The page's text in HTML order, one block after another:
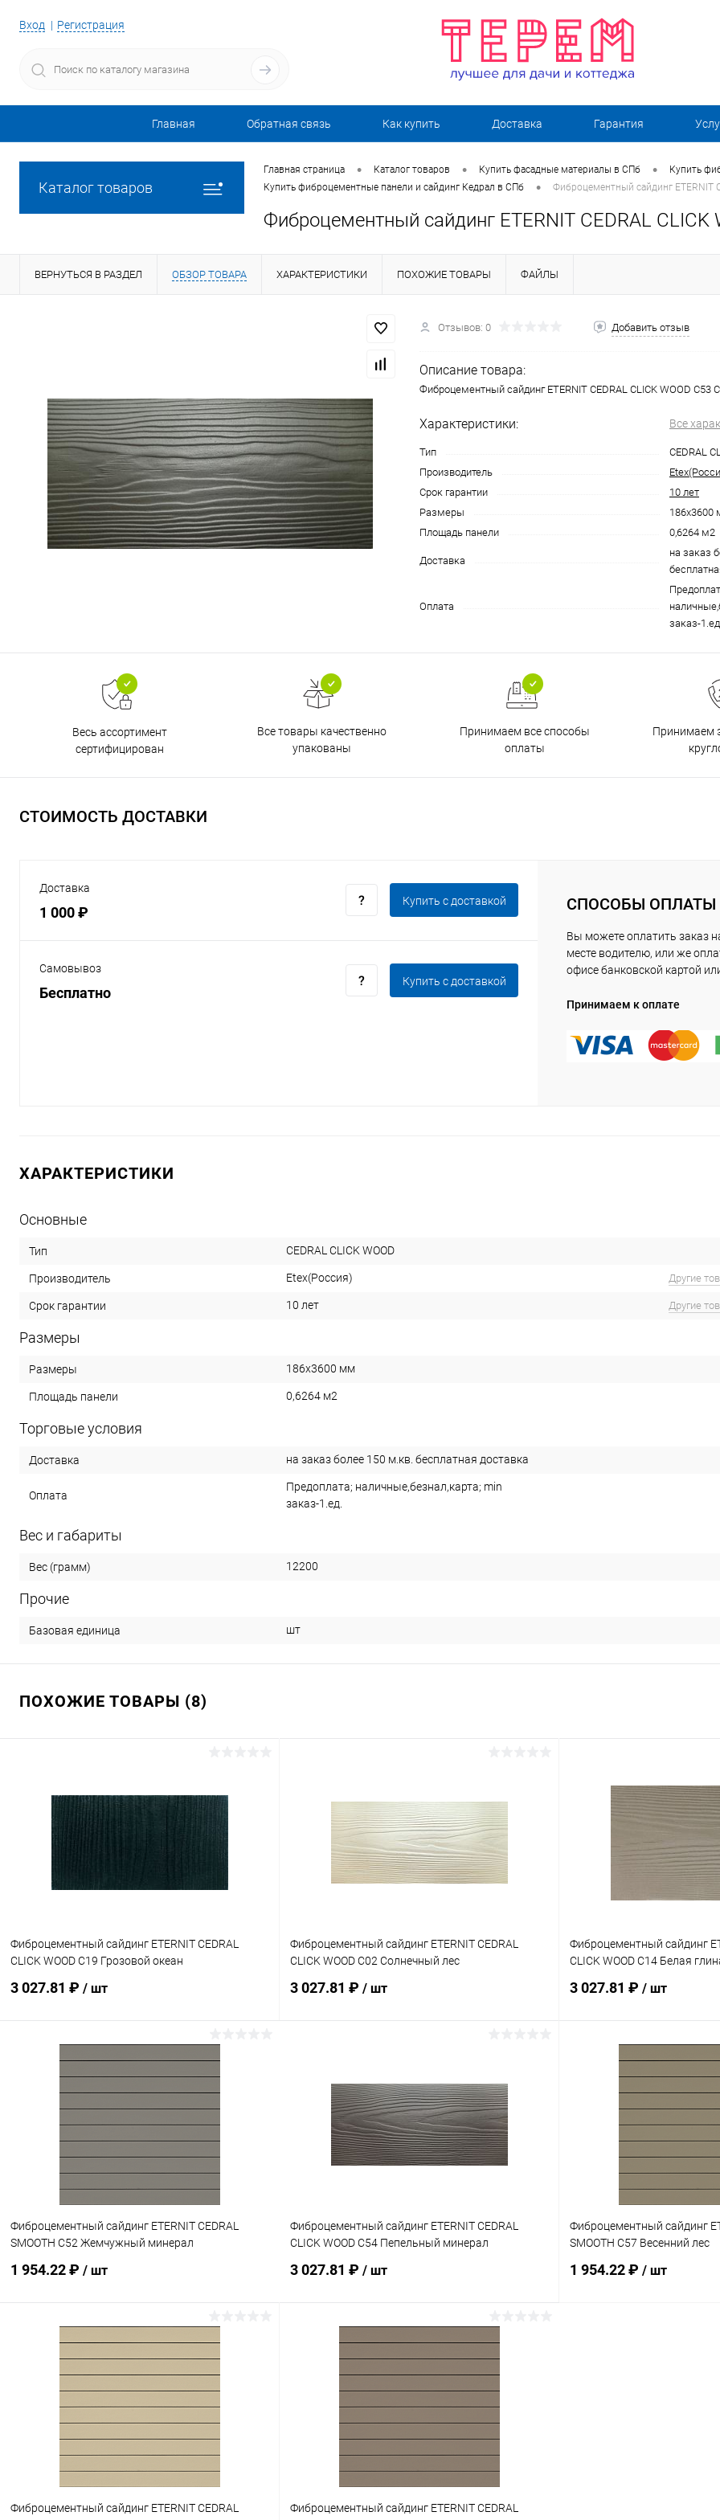
Вход Регистрация
Главная Обратная связь Как купить Доставка Гарантия
Каталог товаров
Главная страница • Каталог товаров • Купить фасадные материалы в СПб • Купить
Купить фиброцементные панели и сайдинг Кедрал в СПб • Фиброцементный сайдинг ETERNIT
Фиброцементный сайдинг ETERNIT CEDRAL CLICK
ВЕРНУТЬСЯ В РАЗДЕЛ ОБЗОР ТОВАРА ХАРАКТЕРИСТИКИ ПОХОЖИЕ ТОВАРЫ ФАЙЛЫ
Отзывов: 0 Добавить отзыв
Описание товара:
Фиброцементный сайдинг ETERNIT CEDRAL CLICK WOOD C53
Характеристики: Все
Тип
CEDRAL
Производитель
Срок гарантии
10 лет
Размеры
186x3600
Площадь панели
0,6264 м2
Доставка
на заказ
Оплата
заказ-
Весь ассортимент
сертифицирован
Все товары качественно
упакованы
Принимаем все способы
оплаты
Принимаем
СТОИМОСТЬ ДОСТАВКИ
Доставка
1 000 ₽
Купить c доставкой
Самовывоз
Бесплатно
Купить c доставкой
СПОСОБЫ ОПЛАТЫ
Вы можете оплатить заказ
месте водителю, или же
офисе банковской картой
Принимаем к оплате
ХАРАКТЕРИСТИКИ
Основные
Тип CEDRAL CLICK WOOD
Производитель Etex(Россия) Другие
Срок гарантии 10 лет Другие
Размеры
Размеры 186x3600 мм
Площадь панели 0,6264 м2
Торговые условия
Доставка на заказ более 150 м.кв. бесплатная доставка
Оплата
Предоплата; наличные,безнал,карта; min
заказ-1.ед.
Вес и габариты
Вес (грамм) 12200
Прочие
Базовая единица шт
ПОХОЖИЕ ТОВАРЫ (8)
Фиброцементный сайдинг ETERNIT CEDRAL
CLICK WOOD C19 Грозовой океан
3 027.81 ₽ / шт
Купить в 1 клик Сравнение
В избранное Под заказ
Фиброцементный сайдинг ETERNIT CEDRAL
CLICK WOOD C02 Солнечный лес
3 027.81 ₽ / шт
Купить в 1 клик Сравнение
В избранное Под заказ
Фиброцементный сайдинг
CLICK WOOD C14 Белая
3 027.81 ₽ / шт
Купить в 1 клик
В избранное
Фиброцементный сайдинг ETERNIT CEDRAL
SMOOTH C52 Жемчужный минерал
1 954.22 ₽ / шт
Купить в 1 клик Сравнение
В избранное Под заказ
Фиброцементный сайдинг ETERNIT CEDRAL
CLICK WOOD C54 Пепельный минерал
3 027.81 ₽ / шт
Купить в 1 клик Сравнение
В избранное Под заказ
Фиброцементный сайдинг
SMOOTH C57 Весенний лес
1 954.22 ₽ / шт
Фиброцементный сайдинг ETERNIT CEDRAL
Фиброцементный сайдинг ETERNIT CEDRAL